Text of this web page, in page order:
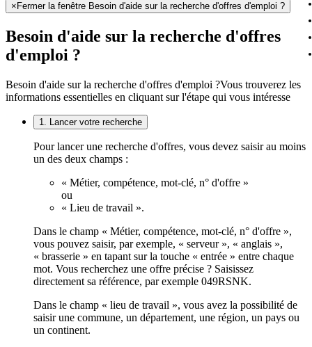
× Fermer la fenêtre Besoin d'aide sur la recherche d'offres d'emploi ?
Besoin d'aide sur la recherche d'offres
d'emploi ?
Besoin d'aide sur la recherche d'offres d'emploi ?Vous trouverez les
informations essentielles en cliquant sur l'étape qui vous intéresse
1. Lancer votre recherche
Pour lancer une recherche d'offres, vous devez saisir au moins
un des deux champs :
« Métier, compétence, mot-clé, n° d'offre »
ou
« Lieu de travail ».
Dans le champ « Métier, compétence, mot-clé, n° d'offre »,
vous pouvez saisir, par exemple, « serveur », « anglais »,
« brasserie » en tapant sur la touche « entrée » entre chaque
mot. Vous recherchez une offre précise ? Saisissez
directement sa référence, par exemple 049RSNK.
Dans le champ « lieu de travail », vous avez la possibilité de
saisir une commune, un département, une région, un pays ou
un continent.